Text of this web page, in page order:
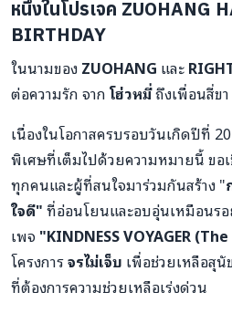
หนึ่งในโปรเจค ZUOHANG
BIRTHDAY
ในนามของZUOHANG และ
ต่อความรัก จากโฮ่วหมี่ถึงเพื่อนสี่ขา
เนื่องในโอกาสครบรอบวันเกิดปีที่
พิเศษที่เต็มไปด้วยความหมายนี้ ขอ
ทุกคนและผู้ที่สนใจมาร่วมกันสร้าง "
ใจดี"ที่อ่อนโยนและอบอุ่นเหมือนร
เพจ "KINDNESS VOYAGER
โครงการจรไม่เจ็บ เพื่อช่วยเหลือสุ
ที่ต้องการความช่วยเหลือเร่งด่วน